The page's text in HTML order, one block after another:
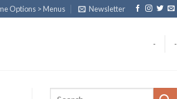
Options > Menus Newsletter
- -